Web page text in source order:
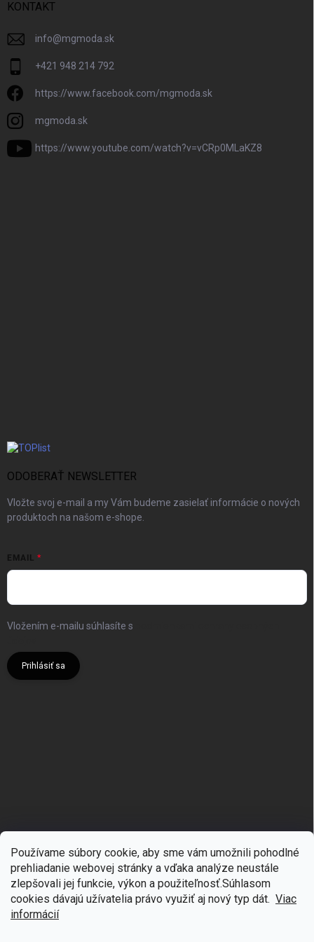
Používame súbory cookie, aby sme vám umožnili pohodlné
prehliadanie webovej stránky a vďaka analýze neustále
zlepšovali jej funkcie, výkon a použiteľnosť.Súhlasom
cookies dávajú užívatelia právo využiť aj nový typ dát. Viac
informácií
KONTAKT
info@mgmoda.sk
+421 948 214 792
https://www.facebook.com/mgmoda.sk
mgmoda.sk
https://www.youtube.com/watch?v=vCRp0MLaKZ8
ODOBERAŤ NEWSLETTER
Vložte svoj e-mail a my Vám budeme zasielať informácie o nových
produktoch na našom e-shope.
EMAIL
Vložením e-mailu súhlasíte s
Prihlásiť sa
Copyright 2026 mgmoda.sk . Všetky práva vyhradené.Upraviť nastavenie
🎁Získajte 7 % zľavu na prvý nákup
Prihláste sa k odberu noviniek